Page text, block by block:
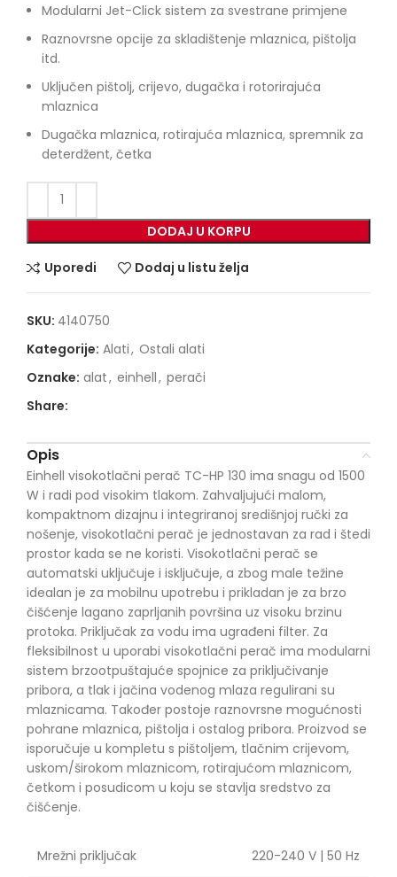
Modularni Jet-Click sistem za svestrane primjene
Raznovrsne opcije za skladištenje mlaznica, pištolja
itd.
Uključen pištolj, crijevo, dugačka i rotorirajuća
mlaznica
Dugačka mlaznica, rotirajuća mlaznica, spremnik za
deterdžent, četka
DODAJ U KORPU
Uporedi Dodaj u listu želja
SKU: 4140750
Kategorije: Alati, Ostali alati
Oznake: alat, einhell, perači
Share:
Opis
Einhell visokotlačni perač TC-HP 130 ima snagu od 1500
W i radi pod visokim tlakom. Zahvaljujući malom,
kompaktnom dizajnu i integriranoj središnjoj ručki za
nošenje, visokotlačni perač je jednostavan za rad i štedi
prostor kada se ne koristi. Visokotlačni perač se
automatski uključuje i isključuje, a zbog male težine
idealan je za mobilnu upotrebu i prikladan je za brzo
čišćenje lagano zaprljanih površina uz visoku brzinu
protoka. Priključak za vodu ima ugrađeni filter. Za
fleksibilnost u uporabi visokotlačni perač ima modularni
sistem brzootpuštajuće spojnice za priključivanje
pribora, a tlak i jačina vodenog mlaza regulirani su
mlaznicama. Također postoje raznovrsne mogućnosti
pohrane mlaznica, pištolja i ostalog pribora. Proizvod se
isporučuje u kompletu s pištoljem, tlačnim crijevom,
uskom/širokom mlaznicom, rotirajućom mlaznicom,
četkom i posudicom u koju se stavlja sredstvo za
čišćenje.
Mrežni priključak 220-240 V | 50 Hz